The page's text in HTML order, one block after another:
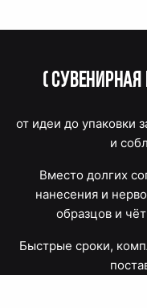
(
от идеи до упаковки
и
Вместо долгих
нанесения и
образцов и
Быстрые сроки,